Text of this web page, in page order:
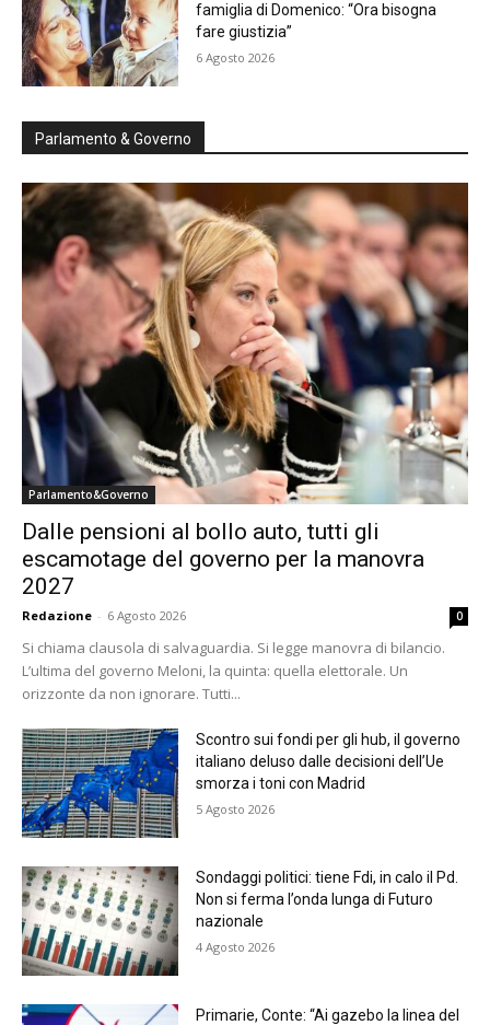
famiglia di Domenico: “Ora bisogna
fare giustizia”
6 Agosto 2026
Parlamento & Governo
Parlamento&Governo
Dalle pensioni al bollo auto, tutti gli
escamotage del governo per la manovra
2027
Redazione - 6 Agosto 2026 0
Si chiama clausola di salvaguardia. Si legge manovra di bilancio.
L’ultima del governo Meloni, la quinta: quella elettorale. Un
orizzonte da non ignorare. Tutti...
Scontro sui fondi per gli hub, il governo
italiano deluso dalle decisioni dell’Ue
smorza i toni con Madrid
5 Agosto 2026
Sondaggi politici: tiene Fdi, in calo il Pd.
Non si ferma l’onda lunga di Futuro
nazionale
4 Agosto 2026
Primarie, Conte: “Ai gazebo la linea del